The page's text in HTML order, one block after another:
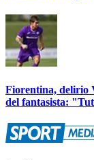
Fiorentina, delirio
del fantasista: